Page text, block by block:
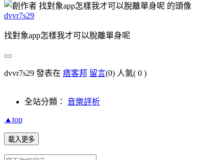
dvvr7s29
找對象app怎樣我才可以脫離單身呢
dvvr7s29 發表在 痞客邦 留言(0) 人氣( 0 )
全站分類： 音樂評析
▲top
載入更多